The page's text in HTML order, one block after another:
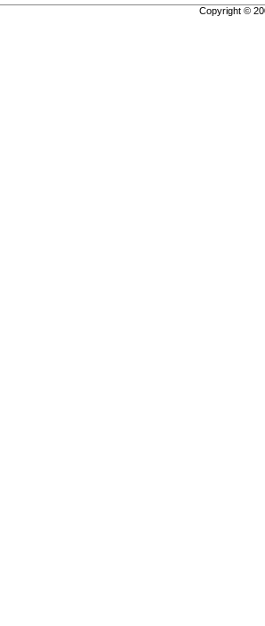
Copyright ©